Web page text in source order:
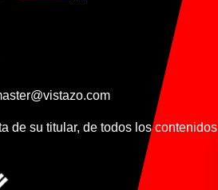
de su titular, de todos los contenidos